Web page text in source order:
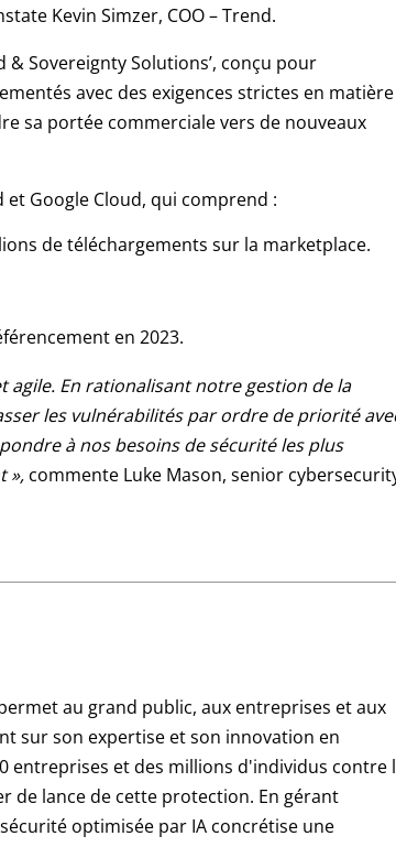
Kevin Simzer, COO – Trend.
& Sovereignty Solutions’, conçu pour
avec des exigences strictes en matière
sa portée commerciale vers de nouveaux
Google Cloud, qui comprend :
de téléchargements sur la marketplace.
en 2023.
agile. En rationalisant notre gestion de la
les vulnérabilités par ordre de priorité
à nos besoins de sécurité les plus
», commente Luke Mason, senior
au grand public, aux entreprises et aux
sur son expertise et son innovation en
entreprises et des millions d'individus contre
de lance de cette protection. En gérant
optimisée par IA concrétise une